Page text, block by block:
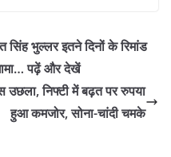
भुल्लर इतने दिनों के रिमांड
पढ़ें और देखें
निफ्टी में बढ़त पर रुपया
हुआ कमजोर, सोना-चांदी चमके